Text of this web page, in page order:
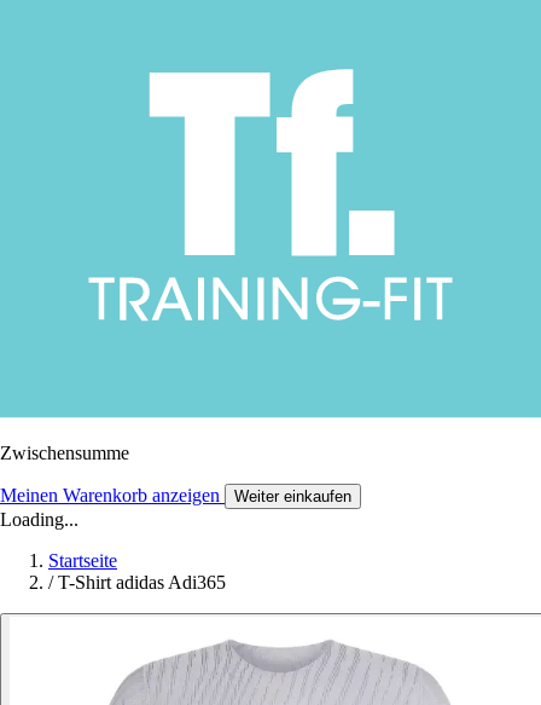
Zwischensumme
Meinen Warenkorb anzeigen Weiter einkaufen
Loading...
Startseite
/ T-Shirt adidas Adi365